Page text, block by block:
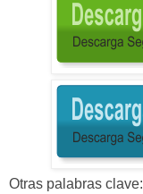
Otras palabras clave: